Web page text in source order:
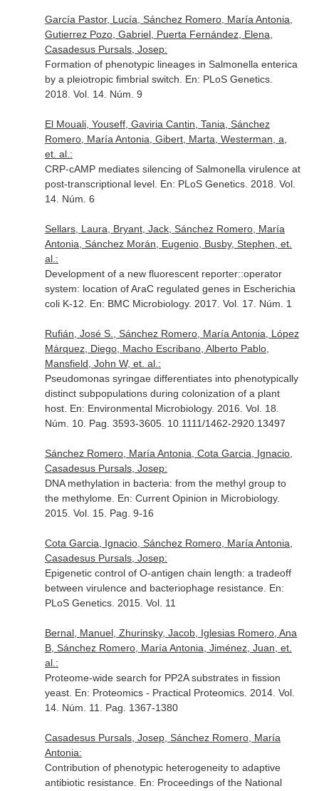
García Pastor, Lucía, Sánchez Romero, María Antonia,
Gutierrez Pozo, Gabriel, Puerta Fernández, Elena,
Casadesus Pursals, Josep:
Formation of phenotypic lineages in Salmonella enterica
by a pleiotropic fimbrial switch. En: PLoS Genetics.
2018. Vol. 14. Núm. 9
El Mouali, Youseff, Gaviria Cantin, Tania, Sánchez
Romero, María Antonia, Gibert, Marta, Westerman, a,
et. al.:
CRP-cAMP mediates silencing of Salmonella virulence at
post-transcriptional level. En: PLoS Genetics. 2018. Vol.
14. Núm. 6
Sellars, Laura, Bryant, Jack, Sánchez Romero, María
Antonia, Sánchez Morán, Eugenio, Busby, Stephen, et.
al.:
Development of a new fluorescent reporter::operator
system: location of AraC regulated genes in Escherichia
coli K-12. En: BMC Microbiology. 2017. Vol. 17. Núm. 1
Rufián, José S., Sánchez Romero, María Antonia, López
Márquez, Diego, Macho Escribano, Alberto Pablo,
Mansfield, John W, et. al.:
Pseudomonas syringae differentiates into phenotypically
distinct subpopulations during colonization of a plant
host. En: Environmental Microbiology. 2016. Vol. 18.
Núm. 10. Pag. 3593-3605. 10.1111/1462-2920.13497
Sánchez Romero, María Antonia, Cota Garcia, Ignacio,
Casadesus Pursals, Josep:
DNA methylation in bacteria: from the methyl group to
the methylome. En: Current Opinion in Microbiology.
2015. Vol. 15. Pag. 9-16
Cota Garcia, Ignacio, Sánchez Romero, María Antonia,
Casadesus Pursals, Josep:
Epigenetic control of O-antigen chain length: a tradeoff
between virulence and bacteriophage resistance. En:
PLoS Genetics. 2015. Vol. 11
Bernal, Manuel, Zhurinsky, Jacob, Iglesias Romero, Ana
B, Sánchez Romero, María Antonia, Jiménez, Juan, et.
al.:
Proteome-wide search for PP2A substrates in fission
yeast. En: Proteomics - Practical Proteomics. 2014. Vol.
14. Núm. 11. Pag. 1367-1380
Casadesus Pursals, Josep, Sánchez Romero, María
Antonia:
Contribution of phenotypic heterogeneity to adaptive
antibiotic resistance. En: Proceedings of the National